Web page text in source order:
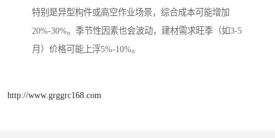
特别是异型构件或高空作业场景，综合成本可能增加
20%-30%。季节性因素也会波动，建材需求旺季（如3-5
月）价格可能上浮5%-10%。
http://www.grggrc168.com